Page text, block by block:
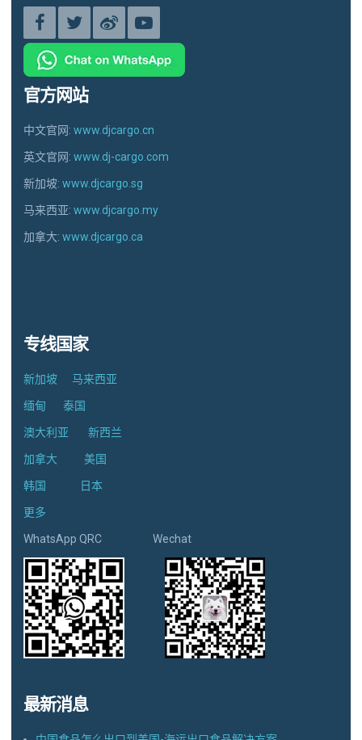
官方网站
中文官网: www.djcargo.cn
英文官网: www.dj-cargo.com
新加坡: www.djcargo.sg
马来西亚: www.djcargo.my
加拿大: www.djcargo.ca
专线国家
新加坡 马来西亚
缅甸 泰国
澳大利亚 新西兰
加拿大 美国
韩国 日本
更多
WhatsApp QRC Wechat
最新消息